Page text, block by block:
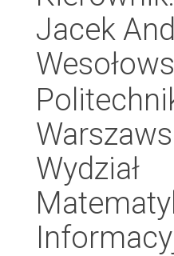
Jacek
Wydział